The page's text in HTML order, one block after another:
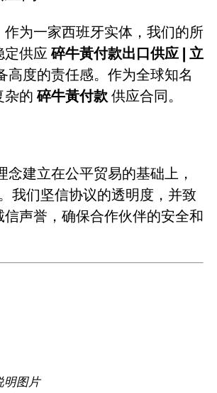
为一家西班牙实体，我们的所
定供应 碎牛黃付款出口供应 | 立
度的责任感。作为全球知名
杂的 碎牛黃付款 供应合同。
建立在公平贸易的基础上，
我们坚信协议的透明度，并致
声誉，确保合作伙伴的安全和
明图片